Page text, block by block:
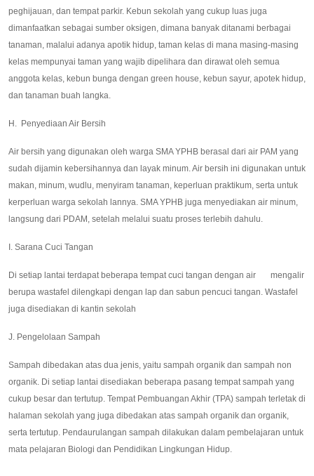
peghijauan, dan tempat parkir. Kebun sekolah yang cukup luas juga
dimanfaatkan sebagai sumber oksigen, dimana banyak ditanami berbagai
tanaman, malalui adanya apotik hidup, taman kelas di mana masing-masing
kelas mempunyai taman yang wajib dipelihara dan dirawat oleh semua
anggota kelas, kebun bunga dengan green house, kebun sayur, apotek hidup,
dan tanaman buah langka.
H. Penyediaan Air Bersih
Air bersih yang digunakan oleh warga SMA YPHB berasal dari air PAM yang
sudah dijamin kebersihannya dan layak minum. Air bersih ini digunakan untuk
makan, minum, wudlu, menyiram tanaman, keperluan praktikum, serta untuk
kerperluan warga sekolah lannya. SMA YPHB juga menyediakan air minum,
langsung dari PDAM, setelah melalui suatu proses terlebih dahulu.
I. Sarana Cuci Tangan
Di setiap lantai terdapat beberapa tempat cuci tangan dengan air mengalir
berupa wastafel dilengkapi dengan lap dan sabun pencuci tangan. Wastafel
juga disediakan di kantin sekolah
J. Pengelolaan Sampah
Sampah dibedakan atas dua jenis, yaitu sampah organik dan sampah non
organik. Di setiap lantai disediakan beberapa pasang tempat sampah yang
cukup besar dan tertutup. Tempat Pembuangan Akhir (TPA) sampah terletak di
halaman sekolah yang juga dibedakan atas sampah organik dan organik,
serta tertutup. Pendaurulangan sampah dilakukan dalam pembelajaran untuk
mata pelajaran Biologi dan Pendidikan Lingkungan Hidup.